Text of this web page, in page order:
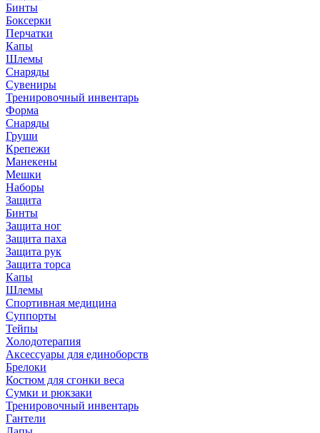
Бинты
Боксерки
Перчатки
Капы
Шлемы
Снаряды
Сувениры
Тренировочный инвентарь
Форма
Снаряды
Груши
Крепежи
Манекены
Мешки
Наборы
Защита
Бинты
Защита ног
Защита паха
Защита рук
Защита торса
Капы
Шлемы
Спортивная медицина
Суппорты
Тейпы
Холодотерапия
Аксессуары для единоборств
Брелоки
Костюм для сгонки веса
Сумки и рюкзаки
Тренировочный инвентарь
Гантели